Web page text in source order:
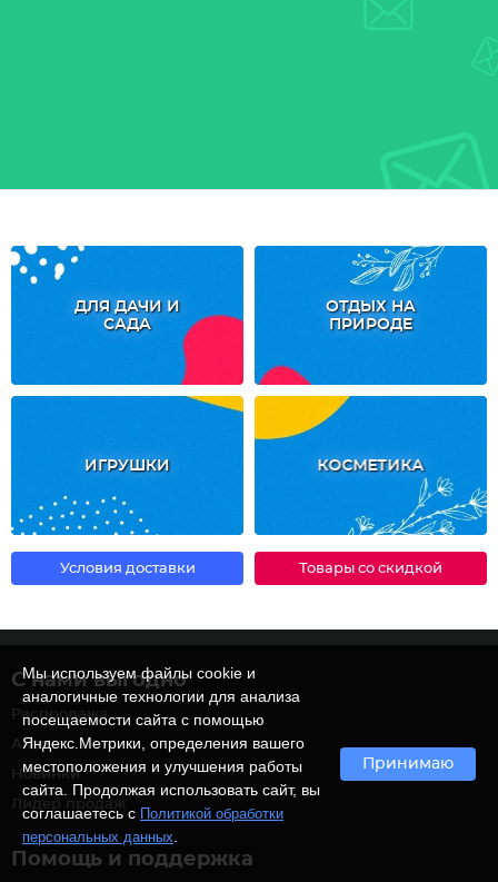
ДЛЯ ДАЧИ И
САДА
ОТДЫХ НА
ПРИРОДЕ
ИГРУШКИ КОСМЕТИКА
Условия доставки Товары со скидкой
Помощь и поддержка
С нами выгодно
Распродажа
Акции
Новинки
Лидер продаж
Мы используем файлы cookie и
аналогичные технологии для анализа
посещаемости сайта с помощью
Яндекс.Метрики, определения вашего
местоположения и улучшения работы
сайта. Продолжая использовать сайт, вы
соглашаетесь с Политикой обработки
персональных данных
Принимаю